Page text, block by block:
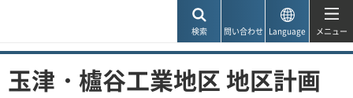
検索 問い合わせ Language メニュー
玉津・櫨谷工業地区 地区計画